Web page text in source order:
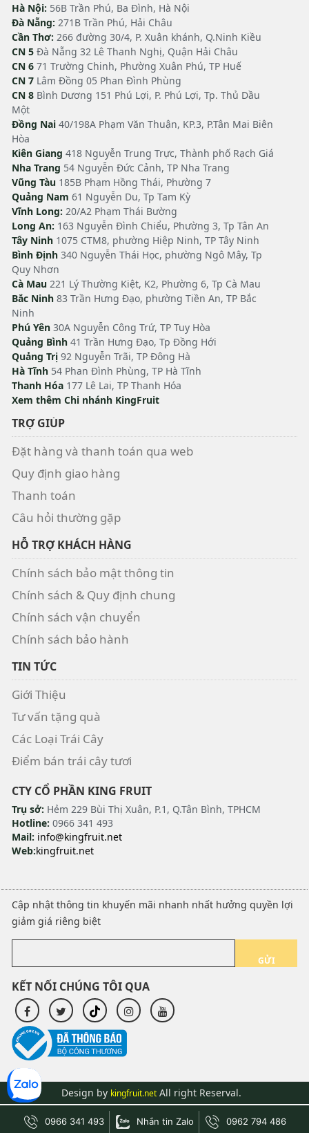
Hà Nội: 56B Trần Phú, Ba Đình, Hà Nội
Đà Nẵng: 271B Trần Phú, Hải Châu
Cần Thơ: 266 đường 30/4, P. Xuân khánh, Q.Ninh Kiều
CN 5 Đà Nẵng 32 Lê Thanh Nghị, Quận Hải Châu
CN 6 71 Trường Chinh, Phường Xuân Phú, TP Huế
CN 7 Lâm Đồng 05 Phan Đình Phùng
CN 8 Bình Dương 151 Phú Lợi, P. Phú Lợi, Tp. Thủ Dầu
Một
Đồng Nai 40/198A Phạm Văn Thuận, KP.3, P.Tân Mai Biên
Hòa
Kiên Giang 418 Nguyễn Trung Trực, Thành phố Rạch Giá
Nha Trang 54 Nguyễn Đức Cảnh, TP Nha Trang
Vũng Tàu 185B Phạm Hồng Thái, Phường 7
Quảng Nam 61 Nguyễn Du, Tp Tam Kỳ
Vĩnh Long: 20/A2 Phạm Thái Bường
Long An: 163 Nguyễn Đình Chiểu, Phường 3, Tp Tân An
Tây Ninh 1075 CTM8, phường Hiệp Ninh, TP Tây Ninh
Bình Định 340 Nguyễn Thái Học, phường Ngô Mây, Tp
Quy Nhơn
Cà Mau 221 Lý Thường Kiệt, K2, Phường 6, Tp Cà Mau
Bắc Ninh 83 Trần Hưng Đạo, phường Tiền An, TP Bắc
Ninh
Phú Yên 30A Nguyễn Công Trứ, TP Tuy Hòa
Quảng Bình 41 Trần Hưng Đạo, Tp Đồng Hới
Quảng Trị 92 Nguyễn Trãi, TP Đông Hà
Hà Tĩnh 54 Phan Đình Phùng, TP Hà Tĩnh
Thanh Hóa 177 Lê Lai, TP Thanh Hóa
Xem thêm Chi nhánh KingFruit
TRỢ GIÚP
Đặt hàng và thanh toán qua web
Quy định giao hàng
Thanh toán
Câu hỏi thường gặp
HỖ TRỢ KHÁCH HÀNG
Chính sách bảo mật thông tin
Chính sách & Quy định chung
Chính sách vận chuyển
Chính sách bảo hành
TIN TỨC
Giới Thiệu
Tư vấn tặng quà
Các Loại Trái Cây
Điểm bán trái cây tươi
CTY CỔ PHẦN KING FRUIT
Trụ sở: Hẻm 229 Bùi Thị Xuân, P.1, Q.Tân Bình, TPHCM
Hotline: 0966 341 493
Mail: info@kingfruit.net
Web:kingfruit.net
Cập nhật thông tin khuyến mãi nhanh nhất hưởng quyền lợi
giảm giá riêng biệt
GỬI
KẾT NỐI CHÚNG TÔI QUA
Design by kingfruit.netAll right Reserval.
0966 341 493 Nhắn tin Zalo 0962 794 486